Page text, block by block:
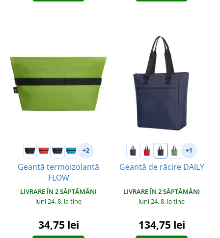
+2
Geantă termoizolantă
FLOW
LIVRARE ÎN 2 SĂPTĂMÂNI
luni 24. 8. la tine
34,75 lei
+1
Geantă de răcire DAILY
LIVRARE ÎN 2 SĂPTĂMÂNI
luni 24. 8. la tine
134,75 lei